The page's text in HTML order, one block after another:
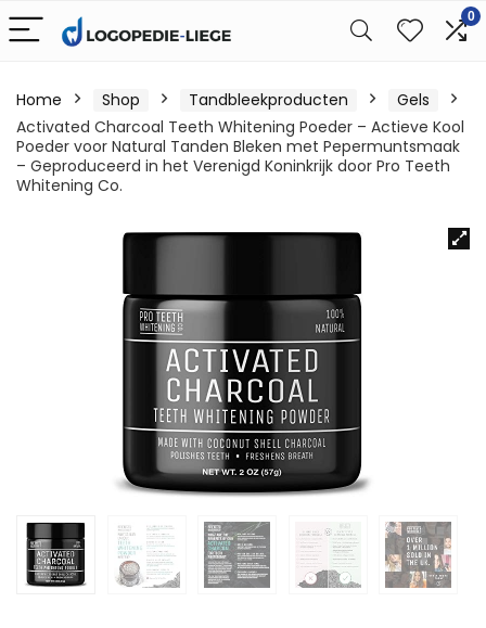
0
Home Shop Tandbleekproducten
Gels
Activated Charcoal Teeth Whitening Poeder – Actieve Kool
Poeder voor Natural Tanden Bleken met Pepermuntsmaak
– Geproduceerd in het Verenigd Koninkrijk door Pro Teeth
Whitening Co.